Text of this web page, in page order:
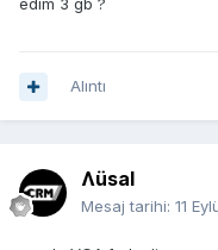
edim 3 gb ?
Alıntı
Ʌüsal
Mesaj tarihi: 11